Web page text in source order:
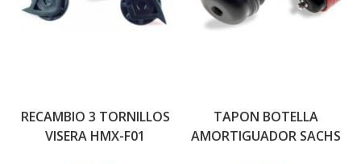
RECAMBIO 3 TORNILLOS
VISERA HMX-F01
TAPON BOTELLA
AMORTIGUADOR SACHS